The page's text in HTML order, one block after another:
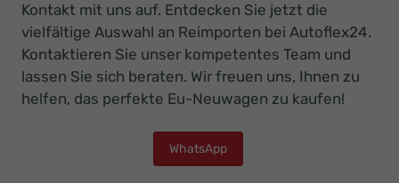
Kontakt mit uns auf. Entdecken Sie jetzt die
vielfältige Auswahl an Reimporten bei Autoflex24.
Kontaktieren Sie unser kompetentes Team und
lassen Sie sich beraten. Wir freuen uns, Ihnen zu
helfen, das perfekte Eu-Neuwagen zu kaufen!
WhatsApp